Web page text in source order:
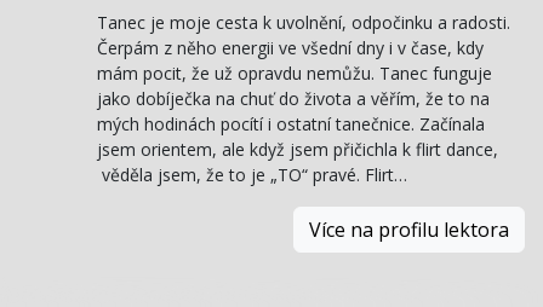
Tanec je moje cesta k uvolnění, odpočinku a radosti.
Čerpám z něho energii ve všední dny i v čase, kdy
mám pocit, že už opravdu nemůžu. Tanec funguje
jako dobíječka na chuť do života a věřím, že to na
mých hodinách pocítí i ostatní tanečnice. Začínala
jsem orientem, ale když jsem přičichla k flirt dance,
věděla jsem, že to je „TO“ pravé. Flirt…
Více na profilu lektora